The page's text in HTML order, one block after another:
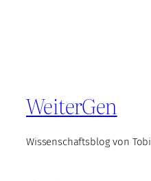
WeiterGen
Wissenschaftsblog von